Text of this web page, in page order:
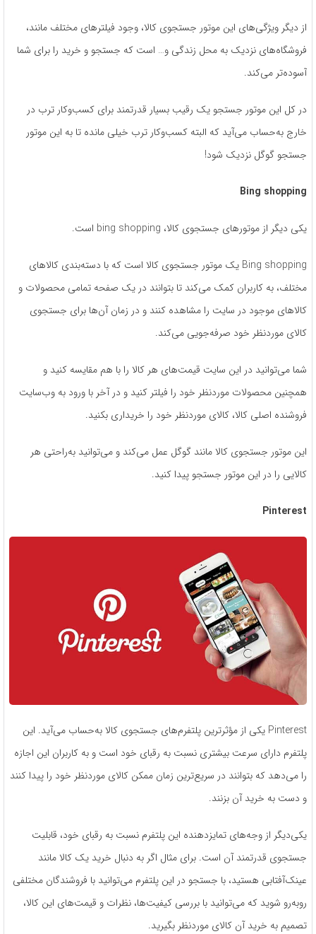
از دیگر ویژگی‌های این موتور جستجوی کالا، وجود فیلترهای مختلف مانند،
فروشگاه‌های نزدیک به محل زندگی و… است که جستجو و خرید را برای شما
آسوده‌تر می‌کند.
در کل این موتور جستجو یک رقیب بسیار قدرتمند برای کسب‌وکار ترب در
خارج به‌حساب می‌آید که البته کسب‌وکار ترب خیلی مانده تا به این موتور
جستجو گوگل نزدیک شود!
Bing shopping
یکی دیگر از موتورهای جستجوی کالا، bing shopping است.
Bing shopping یک موتور جستجوی کالا است که با دسته‌بندی کالاهای
مختلف، به کاربران کمک می‌کند تا بتوانند در یک صفحه تمامی محصولات و
کالاهای موجود در سایت را مشاهده کنند و در زمان آن‌ها برای جستجوی
کالای موردنظر خود صرفه‌جویی می‌کند.
شما می‌توانید در این سایت قیمت‌های هر کالا را با هم مقایسه کنید و
همچنین محصولات موردنظر خود را فیلتر کنید و در آخر با ورود به وب‌سایت
فروشنده اصلی کالا، کالای موردنظر خود را خریداری بکنید.
این موتور جستجوی کالا مانند گوگل عمل می‌کند و می‌توانید به‌راحتی هر
کالایی را در این موتور جستجو پیدا کنید.
Pinterest
Pinterest یکی از مؤثرترین پلتفرم‌های جستجوی کالا به‌حساب می‌آید. این
پلتفرم دارای سرعت بیشتری نسبت به رقبای خود است و به کاربران این اجازه
را می‌دهد که بتوانند در سریع‌ترین زمان ممکن کالای موردنظر خود را پیدا کنند
و دست به خرید آن بزنند.
یکی‌دیگر از وجه‌های تمایزدهنده این پلتفرم نسبت به رقبای خود، قابلیت
جستجوی قدرتمند آن است. برای مثال اگر به دنبال خرید یک کالا مانند
عینک‌آفتابی هستید، با جستجو در این پلتفرم می‌توانید با فروشندگان مختلفی
روبه‌رو شوید که می­‌توانید با بررسی کیفیت‌ها، نظرات و قیمت‌های این کالا،
تصمیم به خرید آن کالای موردنظر بگیرید.